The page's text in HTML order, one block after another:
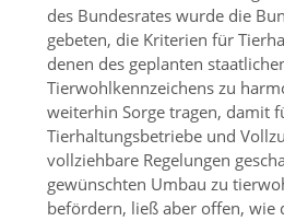
des Bundesrates wurde die
gebeten, die Kriterien für
denen des geplanten
Tierwohlkennzeichens zu
weiterhin Sorge tragen, damit
Tierhaltungsbetriebe und
vollziehbare Regelungen
gewünschten Umbau zu
befördern, ließ aber offen, wie